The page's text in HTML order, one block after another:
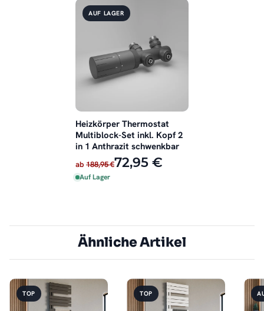
AUF LAGER
Heizkörper Thermostat
Multiblock-Set inkl. Kopf 2
in 1 Anthrazit schwenkbar
ab 188,95 €72,95 €
Auf Lager
Ähnliche Artikel
TOP TOP